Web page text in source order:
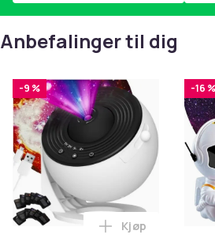
Anbefalinger til dig
-9 %
Legg LED Star
Kjøp
-16 %